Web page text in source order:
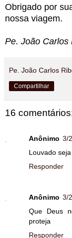
Obrigado por
nossa viagem.
Pe. João Carlos
Pe. João Carlos
Compartilhar
16
Anônimo 3/
Louvado
Responder
Anônimo 3/
Que Deus
proteja
Responder